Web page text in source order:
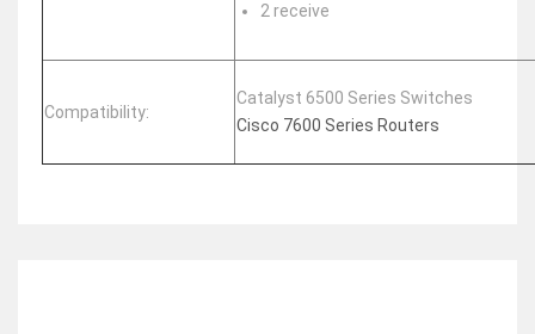
2 receive
Compatibility:
Catalyst 6500 Series Switches
Cisco 7600 Series Routers